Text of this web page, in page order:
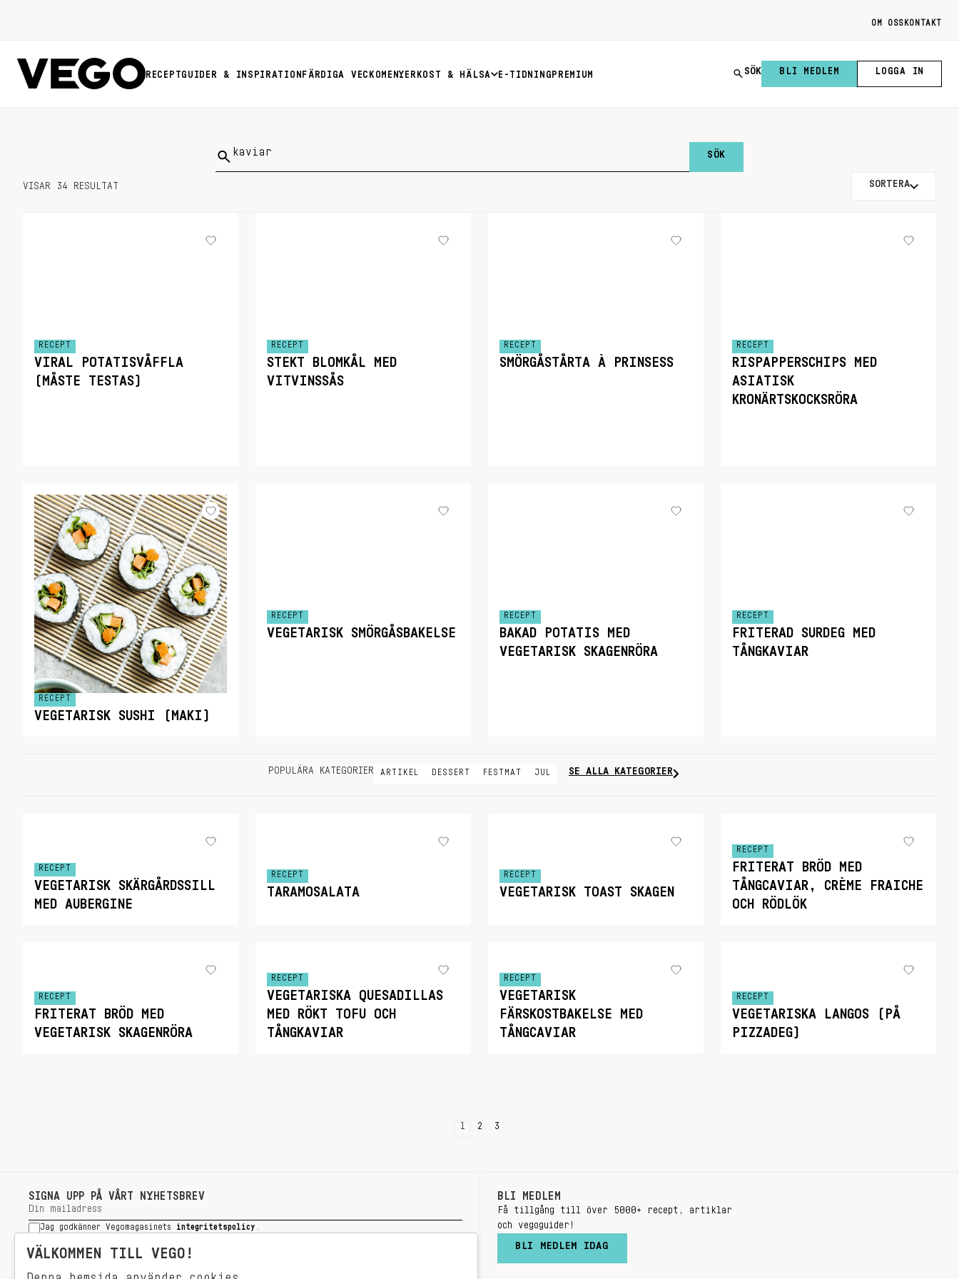
OM OSS KONTAKT
RECEPTGUIDER & INSPIRATION FÄRDIGA VECKOMENYER KOST & HÄLSA E-TIDNING PREMIUM SÖK BLI MEDLEM LOGGA IN
Sök
VISAR 34 RESULTAT SORTERA
RECEPT
VIRAL POTATISVÅFFLA
(MÅSTE TESTAS)
RECEPT
STEKT BLOMKÅL MED
VITVINSSÅS
RECEPT
SMÖRGÅSTÅRTA À PRINSESS
RECEPT
RISPAPPERSCHIPS MED
ASIATISK
KRONÄRTSKOCKSRÖRA
RECEPT
VEGETARISK SUSHI (MAKI)
RECEPT
VEGETARISK SMÖRGÅSBAKELSE
RECEPT
BAKAD POTATIS MED
VEGETARISK SKAGENRÖRA
RECEPT
FRITERAD SURDEG MED
TÅNGKAVIAR
POPULÄRA KATEGORIER ARTIKEL DESSERT FESTMAT JUL SE ALLA KATEGORIER
RECEPT
VEGETARISK SKÄRGÅRDSSILL
MED AUBERGINE
RECEPT
TARAMOSALATA
RECEPT
VEGETARISK TOAST SKAGEN
RECEPT
FRITERAT BRÖD MED
TÅNGCAVIAR, CRÈME FRAICHE
OCH RÖDLÖK
RECEPT
FRITERAT BRÖD MED
VEGETARISK SKAGENRÖRA
RECEPT
VEGETARISKA QUESADILLAS
MED RÖKT TOFU OCH
TÅNGKAVIAR
RECEPT
VEGETARISK
FÄRSKOSTBAKELSE MED
TÅNGCAVIAR
RECEPT
VEGETARISKA LANGOS (PÅ
PIZZADEG)
1 2 3
SIGNA UPP PÅ VÅRT NYHETSBREV
Jag godkänner Vegomagasinets integritetspolicy
SIGNA UPP
BLI MEDLEM
Få tillgång till över 5000+ recept, artiklar
och vegoguider!
BLI MEDLEM IDAG
VÄLKOMMEN TILL VEGO!